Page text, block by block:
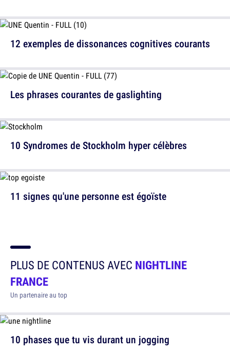
Les phrases courantes de gaslighting
11 signes qu'une personne est égoïste
12 exemples de dissonances cognitives courants
10 Syndromes de Stockholm hyper célèbres
PLUS DE CONTENUS AVEC NIGHTLINE
FRANCE
Un partenaire au top
10 phases que tu vis durant un jogging